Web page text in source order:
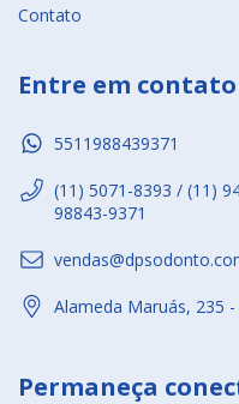
Contato
Entre em contato
5511988439371
(11) 5071-8393 / (11)
98843-9371
Alameda Maruás, 235
Permaneça